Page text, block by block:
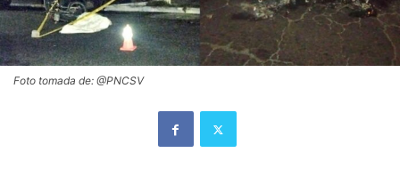
Foto tomada de: @PNCSV